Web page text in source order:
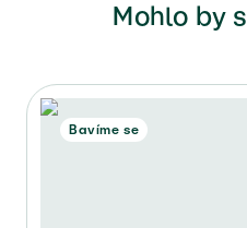
Mohlo by
Bavíme se